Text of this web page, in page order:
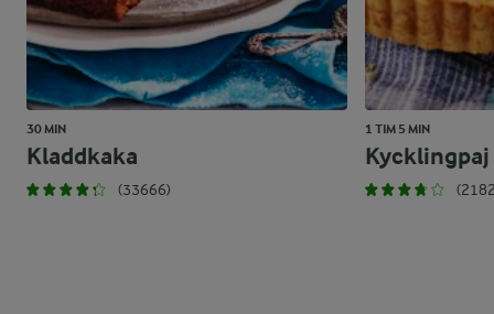
30 MIN
Kladdkaka
(33666)
1 TIM 5 MIN
Kycklingpaj